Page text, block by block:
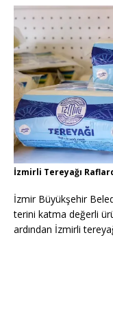
İzmirli Tereyağı
İzmir Büyükşehir
terini katma değerli
ardından İzmirli